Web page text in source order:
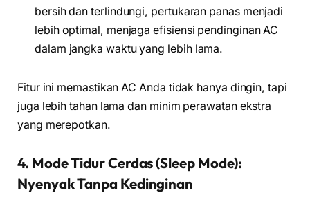
bersih dan terlindungi, pertukaran panas menjadi
lebih optimal, menjaga efisiensi pendinginan AC
dalam jangka waktu yang lebih lama.
Fitur ini memastikan AC Anda tidak hanya dingin, tapi
juga lebih tahan lama dan minim perawatan ekstra
yang merepotkan.
4. Mode Tidur Cerdas (Sleep Mode):
Nyenyak Tanpa Kedinginan